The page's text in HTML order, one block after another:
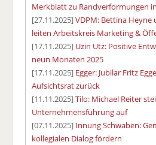
Merkblatt zu Randverformungen
[27.11.2025]VDPM: Bettina Heyne
leiten Arbeitskreis Marketing &
[17.11.2025] Uzin Utz: Positive
neun Monaten 2025
[17.11.2025] Egger: Jubilar Fritz
Aufsichtsrat zurück
[11.11.2025]Tilo: Michael Reiter
Unternehmensführung auf
[07.11.2025] Innung Schwaben:
kollegialen Dialog fördern